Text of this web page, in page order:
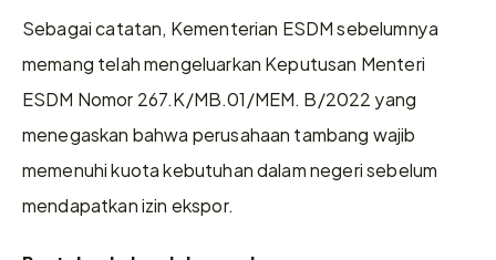
Sebagai catatan, Kementerian ESDM sebelumnya
memang telah mengeluarkan Keputusan Menteri
ESDM Nomor 267.K/MB.01/MEM. B/2022 yang
menegaskan bahwa perusahaan tambang wajib
memenuhi kuota kebutuhan dalam negeri sebelum
mendapatkan izin ekspor.